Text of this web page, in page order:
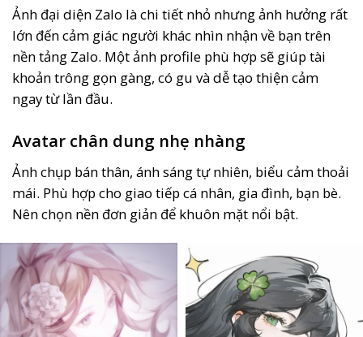
Ảnh đại diện Zalo là chi tiết nhỏ nhưng ảnh hưởng rất
lớn đến cảm giác người khác nhìn nhận về bạn trên
nền tảng Zalo. Một ảnh profile phù hợp sẽ giúp tài
khoản trông gọn gàng, có gu và dễ tạo thiện cảm
ngay từ lần đầu.
Avatar chân dung nhẹ nhàng
Ảnh chụp bán thân, ánh sáng tự nhiên, biểu cảm thoải
mái. Phù hợp cho giao tiếp cá nhân, gia đình, bạn bè.
Nên chọn nền đơn giản để khuôn mặt nổi bật.